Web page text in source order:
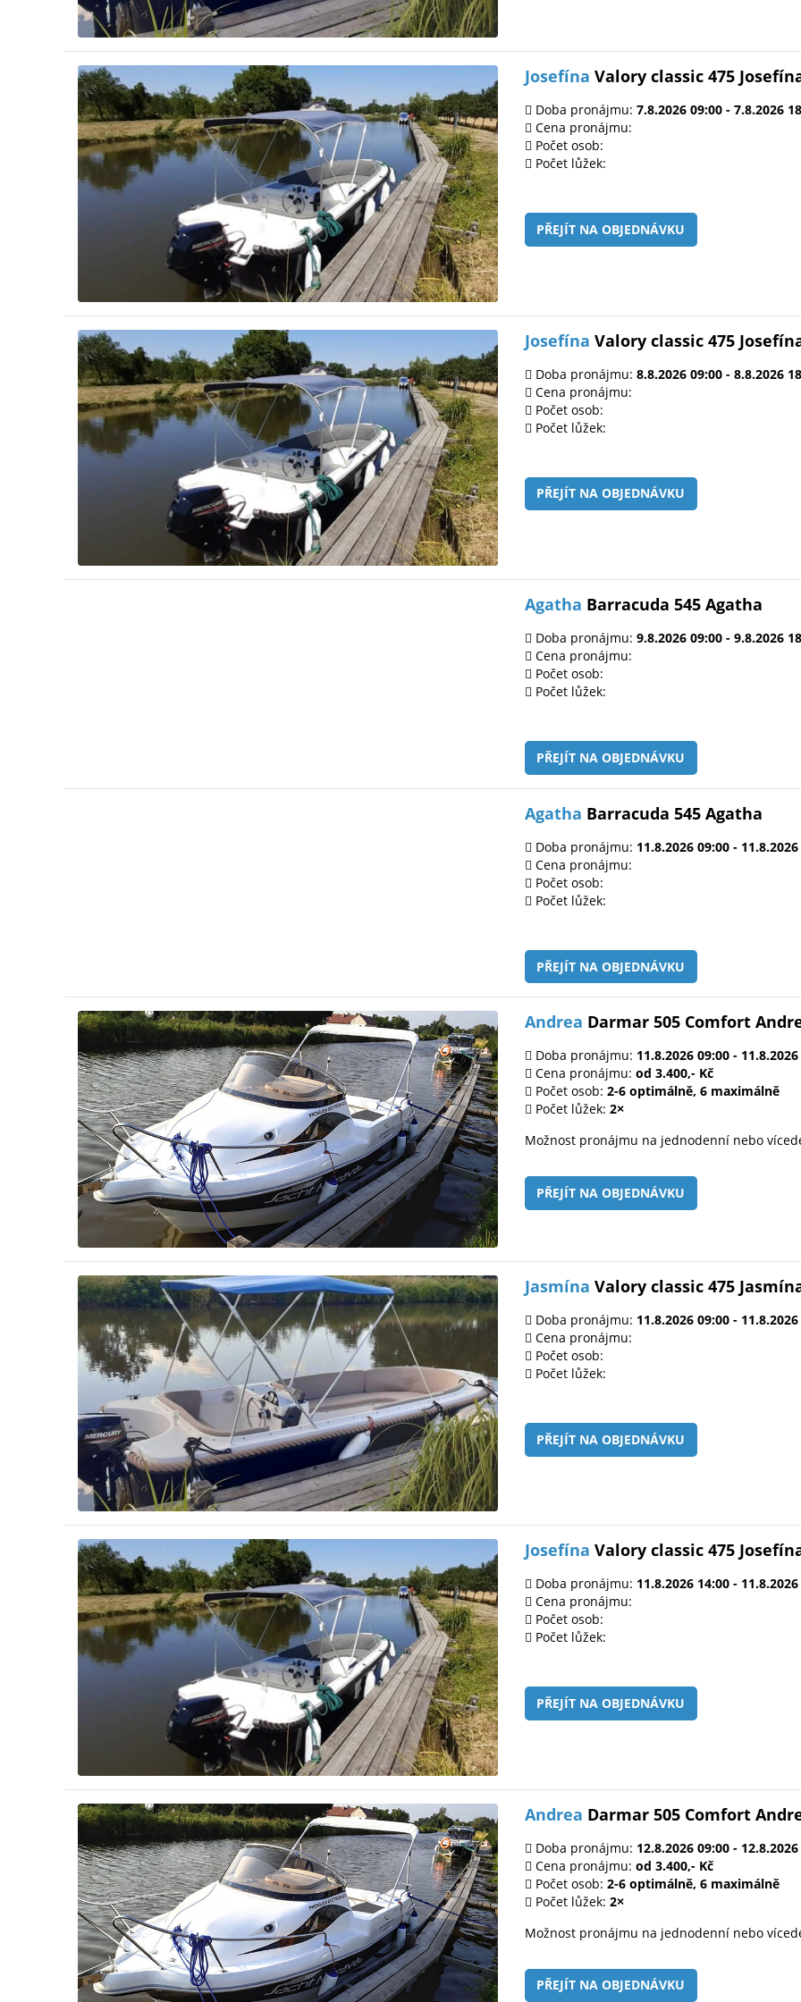
Josefína Valory classic 475
Doba pronájmu: 7.8.2026 09:00 - 7.8.2026
Cena pronájmu:
Počet osob:
Počet lůžek:
PŘEJÍT NA OBJEDNÁVKU
Josefína Valory classic 475
Doba pronájmu: 8.8.2026 09:00 - 8.8.2026
Cena pronájmu:
Počet osob:
Počet lůžek:
PŘEJÍT NA OBJEDNÁVKU
Agatha Barracuda 545 Agatha
Doba pronájmu: 9.8.2026 09:00 - 9.8.2026
Cena pronájmu:
Počet osob:
Počet lůžek:
PŘEJÍT NA OBJEDNÁVKU
Agatha Barracuda 545 Agatha
Doba pronájmu: 11.8.2026 09:00 -
Cena pronájmu:
Počet osob:
Počet lůžek:
PŘEJÍT NA OBJEDNÁVKU
Andrea Darmar 505 Comfort
Doba pronájmu: 11.8.2026 09:00 -
Cena pronájmu: od 3.400,- Kč
Počet osob: 2-6 optimálně, 6 maximálně
Počet lůžek: 2×
Možnost pronájmu na jednodenní nebo
PŘEJÍT NA OBJEDNÁVKU
Jasmína Valory classic 475
Doba pronájmu: 11.8.2026 09:00 -
Cena pronájmu:
Počet osob:
Počet lůžek:
PŘEJÍT NA OBJEDNÁVKU
Josefína Valory classic 475
Doba pronájmu: 11.8.2026 14:00 -
Cena pronájmu:
Počet osob:
Počet lůžek:
PŘEJÍT NA OBJEDNÁVKU
Andrea Darmar 505 Comfort
Doba pronájmu: 12.8.2026 09:00 -
Cena pronájmu: od 3.400,- Kč
Počet osob: 2-6 optimálně, 6 maximálně
Počet lůžek: 2×
Možnost pronájmu na jednodenní nebo
PŘEJÍT NA OBJEDNÁVKU